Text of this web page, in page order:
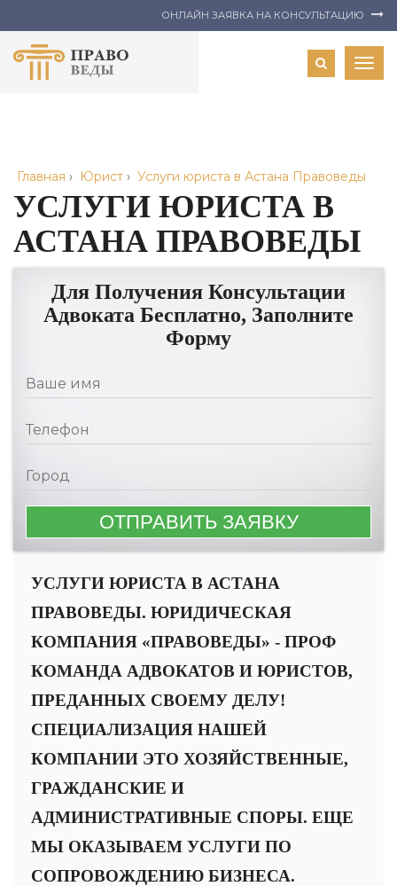
ОНЛАЙН ЗАЯВКА НА КОНСУЛЬТАЦИЮ
Главная › Юрист › Услуги юриста в Астана Правоведы
УСЛУГИ ЮРИСТА В
АСТАНА ПРАВОВЕДЫ
Для Получения Консультации
Адвоката Бесплатно, Заполните
Форму
УСЛУГИ ЮРИСТА В АСТАНА
ПРАВОВЕДЫ. ЮРИДИЧЕСКАЯ
КОМПАНИЯ «ПРАВОВЕДЫ» - ПРОФ
КОМАНДА АДВОКАТОВ И ЮРИСТОВ,
ПРЕДАННЫХ СВОЕМУ ДЕЛУ!
СПЕЦИАЛИЗАЦИЯ НАШЕЙ
КОМПАНИИ ЭТО ХОЗЯЙСТВЕННЫЕ,
ГРАЖДАНСКИЕ И
АДМИНИСТРАТИВНЫЕ СПОРЫ. ЕЩЕ
МЫ ОКАЗЫВАЕМ УСЛУГИ ПО
СОПРОВОЖДЕНИЮ БИЗНЕСА.